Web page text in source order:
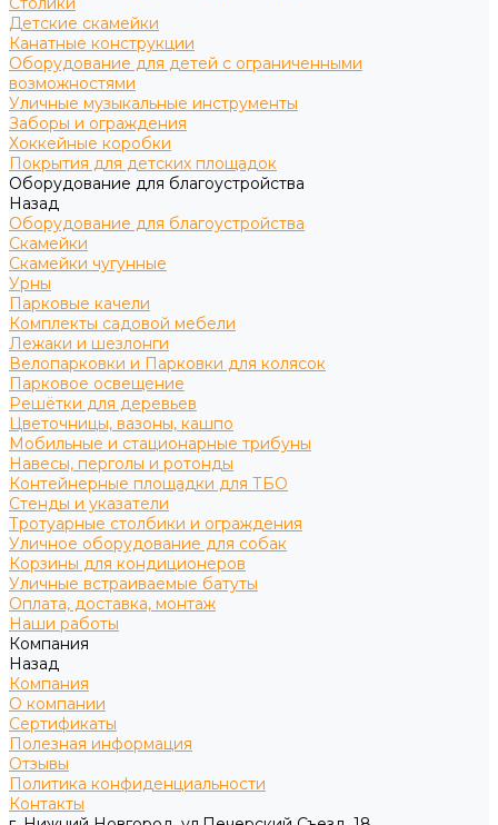
Детские скамейки
Канатные конструкции
Оборудование для детей с ограниченными
возможностями
Уличные музыкальные инструменты
Заборы и ограждения
Хоккейные коробки
Покрытия для детских площадок
Оборудование для благоустройства
Назад
Оборудование для благоустройства
Скамейки
Скамейки чугунные
Урны
Парковые качели
Комплекты садовой мебели
Лежаки и шезлонги
Велопарковки и Парковки для колясок
Парковое освещение
Решётки для деревьев
Цветочницы, вазоны, кашпо
Мобильные и стационарные трибуны
Навесы, перголы и ротонды
Контейнерные площадки для ТБО
Стенды и указатели
Тротуарные столбики и ограждения
Уличное оборудование для собак
Корзины для кондиционеров
Уличные встраиваемые батуты
Оплата, доставка, монтаж
Наши работы
Компания
Назад
Компания
О компании
Сертификаты
Полезная информация
Отзывы
Политика конфиденциальности
Контакты